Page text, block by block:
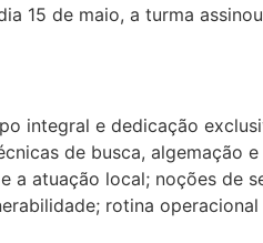
15 de maio, a turma
integral e dedicação
de busca, algemação
atuação local; noções de
rotina